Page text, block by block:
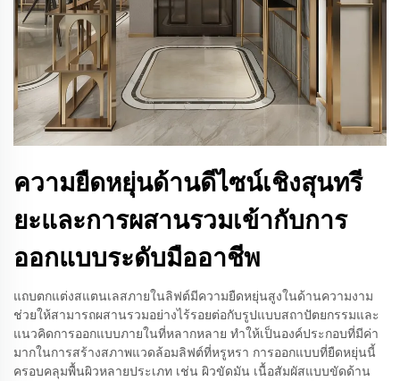
ความยืดหยุ่นด้านดีไซน์เชิงสุนทรี
ยะและการผสานรวมเข้ากับการ
ออกแบบระดับมืออาชีพ
แถบตกแต่งสแตนเลสภายในลิฟต์มีความยืดหยุ่นสูงในด้านความงาม
ช่วยให้สามารถผสานรวมอย่างไร้รอยต่อกับรูปแบบสถาปัตยกรรมและ
แนวคิดการออกแบบภายในที่หลากหลาย ทำให้เป็นองค์ประกอบที่มีค่า
มากในการสร้างสภาพแวดล้อมลิฟต์ที่หรูหรา การออกแบบที่ยืดหยุ่นนี้
ครอบคลุมพื้นผิวหลายประเภท เช่น ผิวขัดมัน เนื้อสัมผัสแบบขัดด้าน